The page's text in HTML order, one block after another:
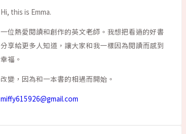
閱讀更多
Hi, this is Emma.
一位熱愛閱讀和創作的英文老師。我想把看過的好書
分享給更多人知道，讓大家和我一樣因為閱讀而感到
幸福。
改變，因為和一本書的相遇而開始。
miffy615926@gmail.com